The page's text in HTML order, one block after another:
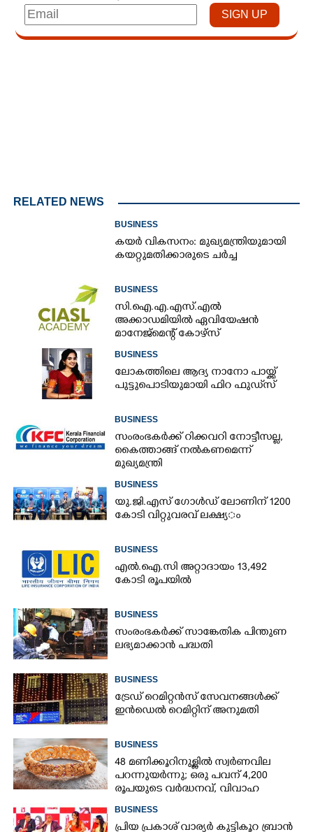
RELATED NEWS
BUSINESS
കയർ വികസനം: മുഖ്യമന്ത്രിയുമായി
കയറ്റുമതിക്കാരുടെ ചർച്ച
BUSINESS
സി.ഐ.എ.എസ്.എൽ
അക്കാഡമിയിൽ ഏവിയേഷൻ
മാനേജ്മെന്റ് കോഴ്സ്
BUSINESS
ലോകത്തിലെ ആദ്യ നാനോ പായ്ക്ക്
പുട്ടുപൊടിയുമായി ഫിറ ഫുഡ്‌സ്
BUSINESS
സംരംഭകർക്ക് റിക്കവറി നോട്ടീസല്ല,
കൈത്താങ്ങ് നൽകണമെന്ന്
മുഖ്യമന്ത്രി
BUSINESS
യു.​ജി.​എ​സ് ​ഗോ​ൾ​ഡ് ​ലോണിന് 1200​ ​
കോ​ടി​ ​വി​റ്റു​വ​ര​വ് ​ല​ക്ഷ്യ​ം
BUSINESS
എൽ.ഐ.സി അറ്റാദായം 13,492
കോടി രൂപയിൽ
BUSINESS
സംരംഭകർക്ക് സാങ്കേതിക പിന്തുണ
ലഭ്യമാക്കാൻ പദ്ധതി
BUSINESS
ട്രേഡ് റെമിറ്റൻസ് സേവനങ്ങൾക്ക്
ഇൻഡെൽ റെമിറ്റിന് അനുമതി
BUSINESS
48 മണിക്കൂറിനുള്ളിൽ സ്വർണവില
പറന്നുയർന്നു; ഒരു പവന് 4,200
രൂപയുടെ വർദ്ധനവ്, വിവാഹ
BUSINESS
പ്രി​യ​ ​പ്ര​കാ​ശ് ​വാ​ര്യർ കു​ട്ടി​കൂ​റ​ ​ ബ്രാ​ൻ​